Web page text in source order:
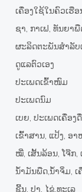
ເຄື່ອງໃຊ້ໃນຄົວເຮືອ
ຊາ,​ ກາເຟ, ທັນຍາ
ຜະລິດຕະພັນສຳລັບ
ດູແລຕົວເອງ
ປະເພດເຂົ້າໜົມ
ປະເພດນົມ
ເບຍ, ປະເພດເຄື່ອງ
ເຂົ້າສານ, ແປ້ງ, ອ
ໝີ່, ເສັ້ນລ້ອນ, ໂຈ໊ກ,
ນໍ້າມັນພືດ,ນໍ້າຈິ່ມ, ເ
ຊີ້ນ, ປາ, ໄຂ່,ທະເລ